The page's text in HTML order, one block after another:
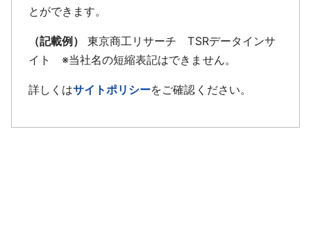
とができます。
（記載例）
東京商工リサーチ TSRデータインサ
イト ※当社名の短縮表記はできません。
詳しくはサイトポリシーをご確認ください。